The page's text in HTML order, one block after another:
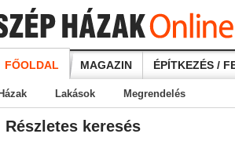
FŐOLDAL MAGAZIN ÉPÍTKEZÉS /
Házak Lakások Megrendelés
Részletes keresés